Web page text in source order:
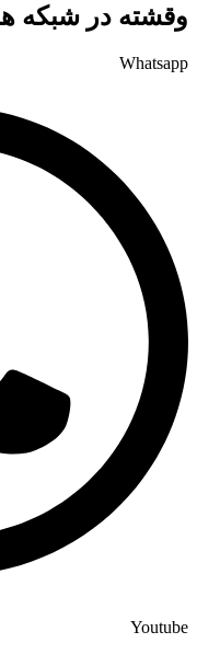
وقشته در شبکه
Whatsapp
Youtube